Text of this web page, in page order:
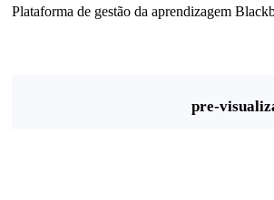
Plataforma de gestão da aprendizagem
pre-